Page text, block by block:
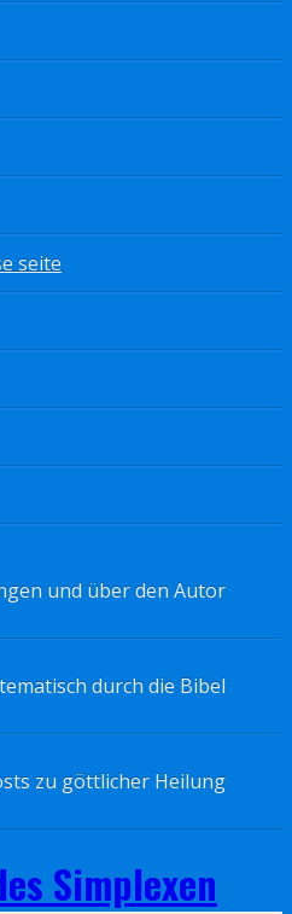
seite
und über den Autor
durch die Bibel
zu göttlicher Heilung
Simplexen